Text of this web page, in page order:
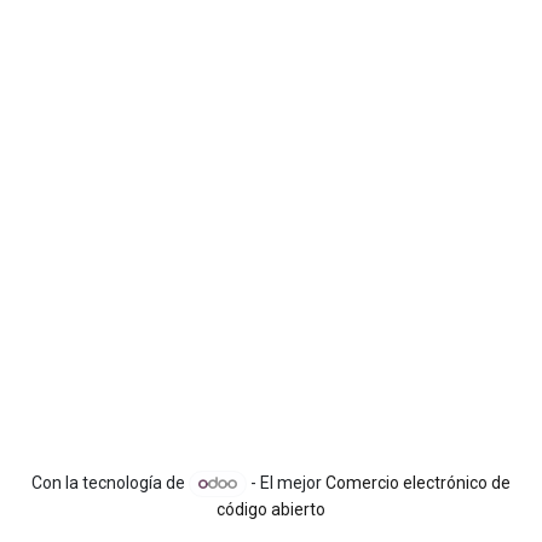
Con la tecnología de - El mejorComercio electrónico de
código abierto